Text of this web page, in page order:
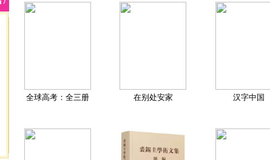
全球高考：全三册 在别处安家 汉字中国